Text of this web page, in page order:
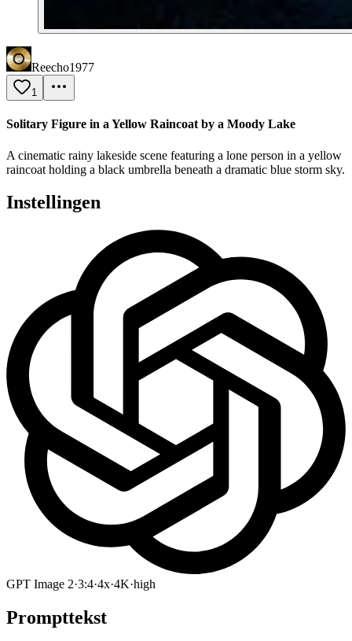
Reecho1977
1
Solitary Figure in a Yellow Raincoat by a Moody Lake
A cinematic rainy lakeside scene featuring a lone person in a yellow
raincoat holding a black umbrella beneath a dramatic blue storm sky.
Instellingen
GPT Image 2·3:4·4x·4K·high
Prompttekst